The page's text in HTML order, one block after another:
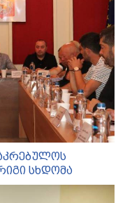
სხდომა